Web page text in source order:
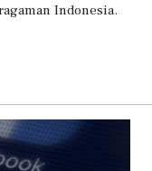
Indonesia.